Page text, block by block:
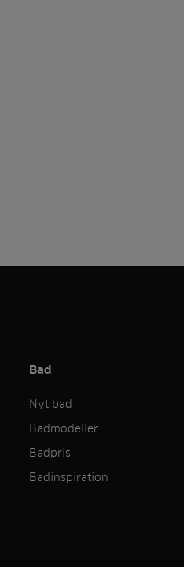
Bad
Nyt bad
Badmodeller
Badpris
Badinspiration